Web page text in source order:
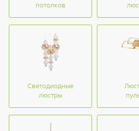
потолков
Светодиодные
люстры